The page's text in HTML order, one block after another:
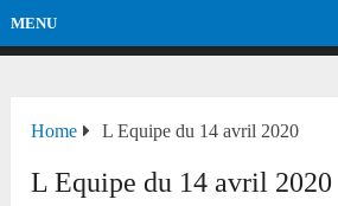
MENU
Home L Equipe du 14 avril 2020
L Equipe du 14 avril 2020